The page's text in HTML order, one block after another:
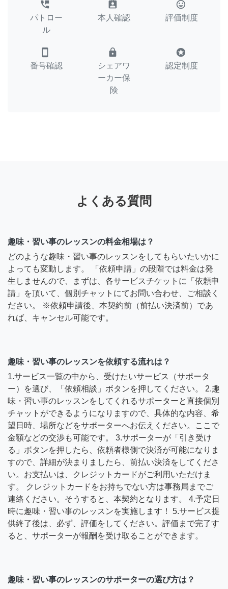
perm_phone_msg
パトロー
ル
assignment_ind
本人確認
tag_faces
評価制度
smartphone
番号確認
lock
シェアワ
ーカー保
険
stars
認定制度
よくある質問
趣味・習い事のレッスンの料金相場は？
どのような趣味・習い事のレッスンをしてもらいたいかに
よっても変動します。 「依頼申請」の段階では料金は発
生しませんので、まずは、各サービスチケットに「依頼申
請」を頂いて、個別チャットにてお問い合わせ、ご相談く
ださい。 ※依頼申請後、本契約前（前払い決済前）であ
れば、キャンセル可能です。
趣味・習い事のレッスンを依頼する流れは？
1.サービス一覧の中から、受けたいサービス（サポータ
ー）を選び、「依頼相談」ボタンを押してください。 2.趣
味・習い事のレッスンをしてくれるサポーターと直接個別
チャットができるようになりますので、具体的な内容、希
望日時、場所などをサポーターへお伝えください。ここで
金額などの交渉も可能です。 3.サポーターが「引き受け
る」ボタンを押したら、依頼者様側で決済が可能になりま
すので、詳細が決まりましたら、前払い決済をしてくださ
い。お支払いは、クレジットカードがご利用いただけま
す。 クレジットカードをお持ちでない方は事務局までご
連絡ください。そうすると、本契約となります。 4.予定日
時に趣味・習い事のレッスンを実施します！ 5.サービス提
供終了後は、必ず、評価をしてください。評価まで完了す
ると、サポーターが報酬を受け取ることができます。
趣味・習い事のレッスンのサポーターの選び方は？